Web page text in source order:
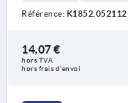
Référence:
14,07 €
hors TVA
hors frais d’envoi